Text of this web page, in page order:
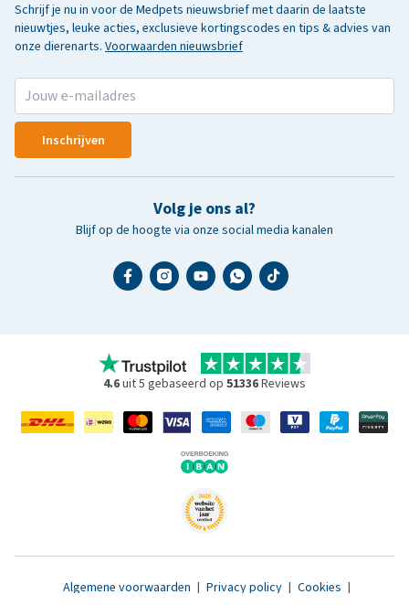
Schrijf je nu in voor de Medpets nieuwsbrief met daarin de laatste
nieuwtjes, leuke acties, exclusieve kortingscodes en tips & advies van
onze dierenarts. Voorwaarden nieuwsbrief
Inschrijven
Volg je ons al?
Blijf op de hoogte via onze social media kanalen
4.6uit 5 gebaseerd op 51336Reviews
Algemene voorwaarden | Privacy policy | Cookies |